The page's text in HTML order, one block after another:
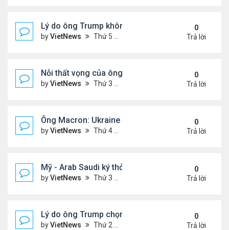
Lý do ông Trump không muốn áp lệnh trừng phạt
byVietNews Thứ 5 Tháng 5 29, 2025 8:32 am
0
Trả lời
Nỗi thất vọng của ông Trump với nỗ lực chấm dứt
byVietNews Thứ 3 Tháng 5 27, 2025 6:13 pm
0
Trả lời
Ông Macron: Ukraine biết không thể giành lại
byVietNews Thứ 4 Tháng 5 14, 2025 3:54 pm
0
Trả lời
Mỹ - Arab Saudi ký thỏa thuận vũ khí 142 tỷ USD
byVietNews Thứ 3 Tháng 5 13, 2025 3:19 pm
0
Trả lời
Lý do ông Trump chọn vùng Vịnh làm nơi đầu tiên
byVietNews Thứ 2 Tháng 5 12, 2025 4:00 pm
0
Trả lời